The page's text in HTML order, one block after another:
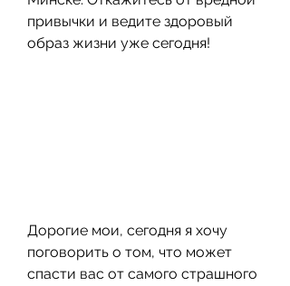
привычки и ведите здоровый
образ жизни уже сегодня!
Дорогие мои, сегодня я хочу
поговорить о том, что может
спасти вас от самого страшного